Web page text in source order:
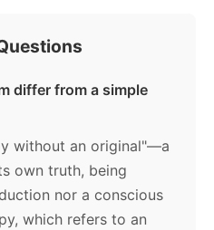
differ from a simple
without an original"—a
own truth, being
nor a conscious
which refers to an